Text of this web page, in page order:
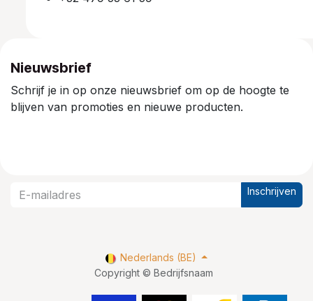
Nieuwsbrief
Schrijf je in op onze nieuwsbrief om op de hoogte te
blijven van promoties en nieuwe producten.
Inschrijven
Copyright © Bedrijfsnaam
Nederlands (BE)